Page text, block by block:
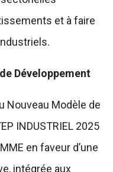
et à faire
Développement
Nouveau Modèle de
INDUSTRIEL 2025
en faveur d’une
intégrée aux